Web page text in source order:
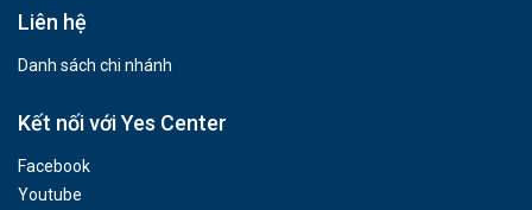
Liên hệ
Danh sách chi nhánh
Kết nối với Yes Center
Facebook
Youtube